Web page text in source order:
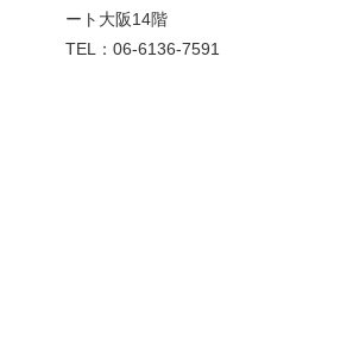
ート大阪14階
TEL：06-6136-7591